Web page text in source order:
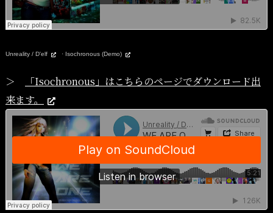
Unreality / D'elf · Isochronous (Demo)
＞
「Isochronous」はこちらのページでダウンロード出
来ます。